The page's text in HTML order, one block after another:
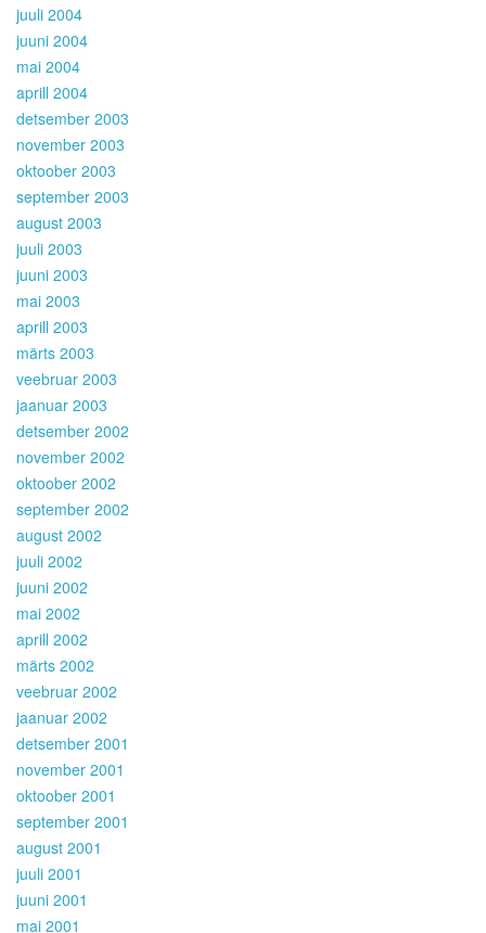
juuli 2004
juuni 2004
mai 2004
aprill 2004
detsember 2003
november 2003
oktoober 2003
september 2003
august 2003
juuli 2003
juuni 2003
mai 2003
aprill 2003
märts 2003
veebruar 2003
jaanuar 2003
detsember 2002
november 2002
oktoober 2002
september 2002
august 2002
juuli 2002
juuni 2002
mai 2002
aprill 2002
märts 2002
veebruar 2002
jaanuar 2002
detsember 2001
november 2001
oktoober 2001
september 2001
august 2001
juuli 2001
juuni 2001
mai 2001